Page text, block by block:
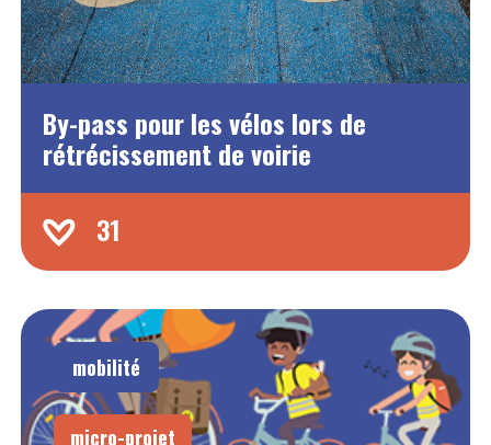
By-pass pour les vélos lors de
rétrécissement de voirie
31
mobilité
micro-projet